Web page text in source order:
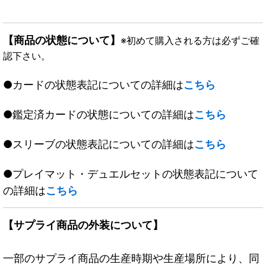
【商品の状態について】 ※初めて購入される方は必ずご確
認下さい。
●カードの状態表記についての詳細はこちら
●鑑定済カードの状態についての詳細はこちら
●スリーブの状態表記についての詳細はこちら
●プレイマット・デュエルセットの状態表記について
の詳細はこちら
【サプライ商品の外装について】
一部のサプライ商品の生産時期や生産場所により、同